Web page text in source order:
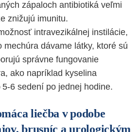
zápaloch antibiotiká veľmi
znižujú imunitu.
intravezikálnej instilácie,
mechúra dávame látky, ktoré sú
správne fungovanie
ako napríklad kyselina
6 sedení po jednej hodine.
liečba v podobe
brusníc a urologickým